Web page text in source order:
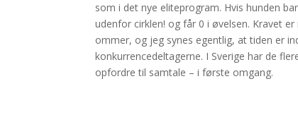
som i det nye eliteprogram. Hvis hunden
udenfor cirklen! og får 0 i øvelsen. Kravet
ommer, og jeg synes egentlig, at tiden er
konkurrencedeltagerne. I Sverige har de
opfordre til samtale – i første omgang.